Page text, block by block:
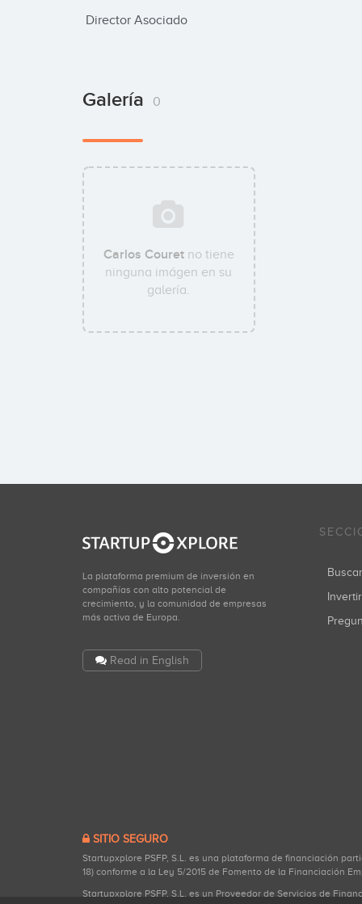
Director Asociado
Galería 0
Carlos Couretno tiene
ninguna imágen en su
galería.
La plataforma premium de inversión en
compañías con alto potencial de
crecimiento, y la comunidad de empresas
más activa de Europa.
Read in English
SITIO SEGURO
Startupxplore PSFP, S.L. es una plataforma de financiación
18) conforme a la Ley 5/2015 de Fomento de la Financiación
Startupxplore PSFP, S.L. es un Proveedor de Servicios de